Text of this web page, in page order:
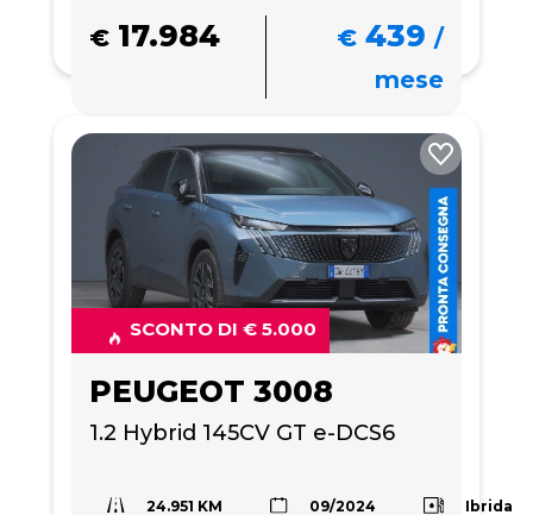
€ 17.984 € 439 /
mese
SCONTO DI € 5.000
PEUGEOT 3008
1.2 Hybrid 145CV GT e-DCS6
24.951 KM 09/2024 Ibrida